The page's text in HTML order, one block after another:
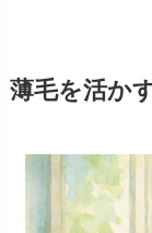
薄毛を活か